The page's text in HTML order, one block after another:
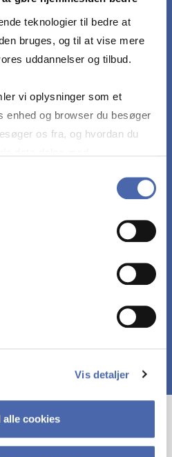
teknologier til bedre at
bruges, og til at vise mere
uddannelser og tilbud.
vi oplysninger som et
enhed og browser du besøger
os fra, og hvordan du
selv - og kan altid trække
Vis detaljer
alle cookies
under hensyntagen til
midler og øvrige
med henblik på
herunder foretage en
af konklusioner på